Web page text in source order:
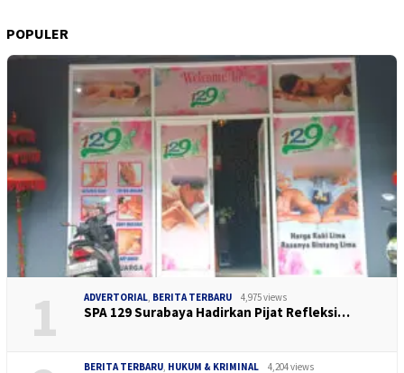
POPULER
1 ADVERTORIAL, BERITA TERBARU 4,975 views
SPA 129 Surabaya Hadirkan Pijat Refleksi…
BERITA TERBARU, HUKUM & KRIMINAL 4,204 views